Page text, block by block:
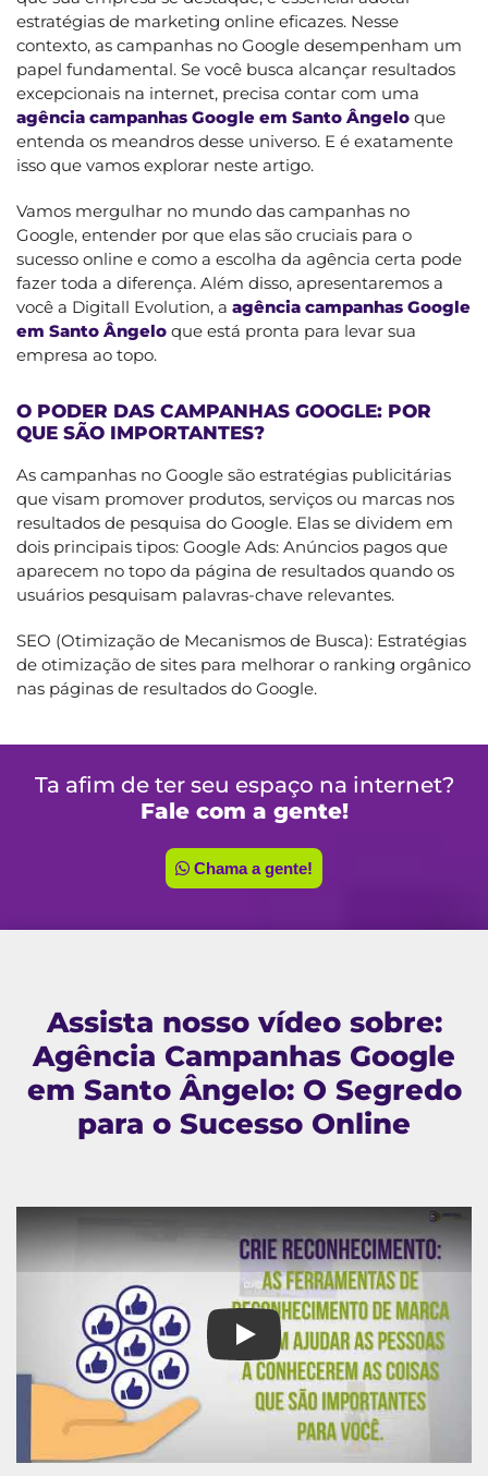
estratégias de marketing online eficazes. Nesse
contexto, as campanhas no Google desempenham um
papel fundamental. Se você busca alcançar resultados
excepcionais na internet, precisa contar com uma
agência campanhas Google em Santo Ângelo que
entenda os meandros desse universo. E é exatamente
isso que vamos explorar neste artigo.
Vamos mergulhar no mundo das campanhas no
Google, entender por que elas são cruciais para o
sucesso online e como a escolha da agência certa pode
fazer toda a diferença. Além disso, apresentaremos a
você a Digitall Evolution, a agência campanhas Google
em Santo Ângelo que está pronta para levar sua
empresa ao topo.
O PODER DAS CAMPANHAS GOOGLE: POR
QUE SÃO IMPORTANTES?
As campanhas no Google são estratégias publicitárias
que visam promover produtos, serviços ou marcas nos
resultados de pesquisa do Google. Elas se dividem em
dois principais tipos: Google Ads: Anúncios pagos que
aparecem no topo da página de resultados quando os
usuários pesquisam palavras-chave relevantes.
SEO (Otimização de Mecanismos de Busca): Estratégias
de otimização de sites para melhorar o ranking orgânico
nas páginas de resultados do Google.
Ta afim de ter seu espaço na internet?
Fale com a gente!
Chama a gente!
Assista nosso vídeo sobre:
Agência Campanhas Google
em Santo Ângelo: O Segredo
para o Sucesso Online
Agência Campanhas Google